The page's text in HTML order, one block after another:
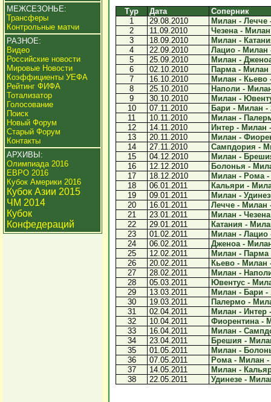
МЕЖСЕЗОНЬЕ:
Трансферы
Контрольные матчи
РАЗНОЕ:
Видео
Российские новости
Мировые Новости
Коэффициенты УЕФА
Рейтинг ФИФА
Тотализатор
Голосование
Поиск
Новый Форум
Старый Форум
Контакты
АРХИВЫ:
Олимпиада 2016
ЕВРО 2016
Кубок Америки 2016
Кубок Азии 2015
ЧМ 2014
Кубок
Конфедераций
Тур Дата
Соперник
1
29.08.2010
Милан - Лечче
2
11.09.2010
Чезена -
3
18.09.2010
Милан -
4
22.09.2010
Лацио - Милан
5
25.09.2010
Милан -
6
02.10.2010
Парма - Милан
7
16.10.2010
Милан - Кьево
8
25.10.2010
Наполи -
9
30.10.2010
Милан -
10
07.11.2010
Бари - Милан -
11
10.11.2010
Милан -
12
14.11.2010
Интер - Милан
13
20.11.2010
Милан -
14
27.11.2010
Сампдория -
15
04.12.2010
Милан -
16
12.12.2010
Болонья -
17
18.12.2010
Милан - Рома -
18
06.01.2011
Кальяри -
19
09.01.2011
Милан -
20
16.01.2011
Лечче - Милан
21
23.01.2011
Милан -
22
29.01.2011
Катания -
23
01.02.2011
Милан - Лацио
24
06.02.2011
Дженоа -
25
12.02.2011
Милан - Парма
26
20.02.2011
Кьево - Милан
27
28.02.2011
Милан -
28
05.03.2011
Ювентус -
29
13.03.2011
Милан - Бари -
30
19.03.2011
Палермо -
31
02.04.2011
Милан - Интер
32
10.04.2011
Фиорентина -
33
16.04.2011
Милан -
34
23.04.2011
Брешия -
35
01.05.2011
Милан -
36
07.05.2011
Рома - Милан -
37
14.05.2011
Милан -
38
22.05.2011 Удинезе -